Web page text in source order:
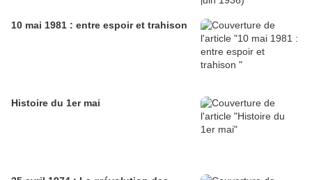
10 mai 1981 : entre espoir et trahison
Histoire du 1er mai